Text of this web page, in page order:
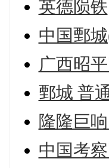
英德陨铁
中国鄄
广西昭
鄄城 普
隆隆巨
中国考